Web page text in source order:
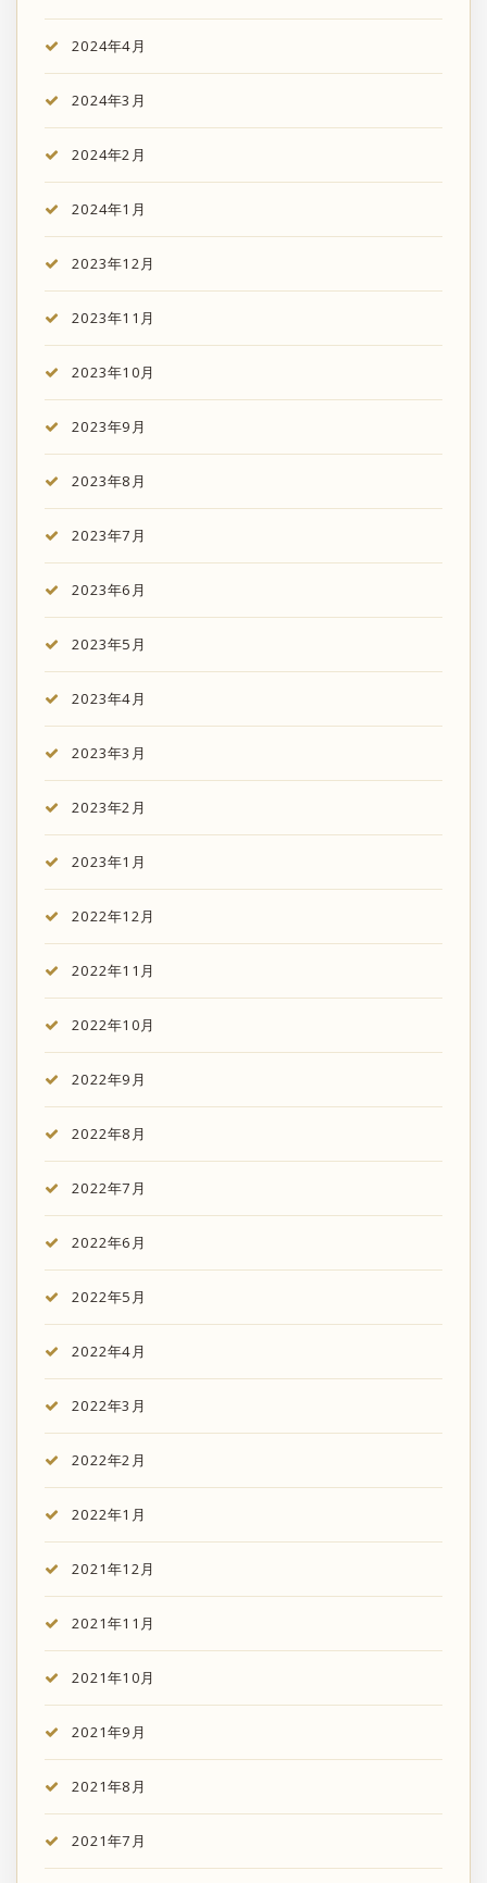
2024年4月
2024年3月
2024年2月
2024年1月
2023年12月
2023年11月
2023年10月
2023年9月
2023年8月
2023年7月
2023年6月
2023年5月
2023年4月
2023年3月
2023年2月
2023年1月
2022年12月
2022年11月
2022年10月
2022年9月
2022年8月
2022年7月
2022年6月
2022年5月
2022年4月
2022年3月
2022年2月
2022年1月
2021年12月
2021年11月
2021年10月
2021年9月
2021年8月
2021年7月